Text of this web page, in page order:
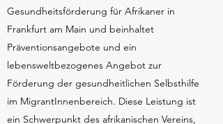
Gesundheitsförderung für Afrikaner in
Frankfurt am Main und beinhaltet
Präventionsangebote und ein
lebensweltbezogenes Angebot zur
Förderung der gesundheitlichen Selbsthilfe
im MigrantInnenbereich. Diese Leistung ist
ein Schwerpunkt des afrikanischen Vereins,